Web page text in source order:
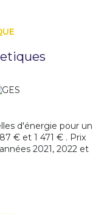
bonne localisation,
nous
et organiser une
ce bien est
d'énergie pour un
€ et 1 471 € . Prix
2021, 2022 et